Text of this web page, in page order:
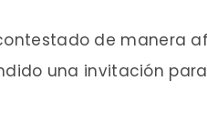
contestado de
una invitación